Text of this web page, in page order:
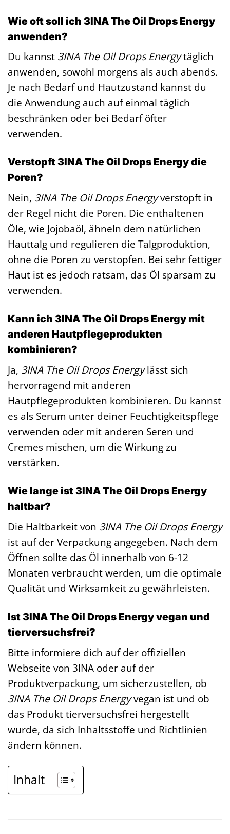
Wie oft soll ich 3INA The Oil Drops Energy
anwenden?
Du kannst 3INA The Oil Drops Energytäglich
anwenden, sowohl morgens als auch abends.
Je nach Bedarf und Hautzustand kannst du
die Anwendung auch auf einmal täglich
beschränken oder bei Bedarf öfter
verwenden.
Verstopft 3INA The Oil Drops Energy die
Poren?
Nein, 3INA The Oil Drops Energyverstopft in
der Regel nicht die Poren. Die enthaltenen
Öle, wie Jojobaöl, ähneln dem natürlichen
Hauttalg und regulieren die Talgproduktion,
ohne die Poren zu verstopfen. Bei sehr fettiger
Haut ist es jedoch ratsam, das Öl sparsam zu
verwenden.
Kann ich 3INA The Oil Drops Energy mit
anderen Hautpflegeprodukten
kombinieren?
Ja, 3INA The Oil Drops Energylässt sich
hervorragend mit anderen
Hautpflegeprodukten kombinieren. Du kannst
es als Serum unter deiner Feuchtigkeitspflege
verwenden oder mit anderen Seren und
Cremes mischen, um die Wirkung zu
verstärken.
Wie lange ist 3INA The Oil Drops Energy
haltbar?
Die Haltbarkeit von 3INA The Oil Drops Energy
ist auf der Verpackung angegeben. Nach dem
Öffnen sollte das Öl innerhalb von 6-12
Monaten verbraucht werden, um die optimale
Qualität und Wirksamkeit zu gewährleisten.
Ist 3INA The Oil Drops Energy vegan und
tierversuchsfrei?
Bitte informiere dich auf der offiziellen
Webseite von 3INA oder auf der
Produktverpackung, um sicherzustellen, ob
3INA The Oil Drops Energyvegan ist und ob
das Produkt tierversuchsfrei hergestellt
wurde, da sich Inhaltsstoffe und Richtlinien
ändern können.
Inhalt